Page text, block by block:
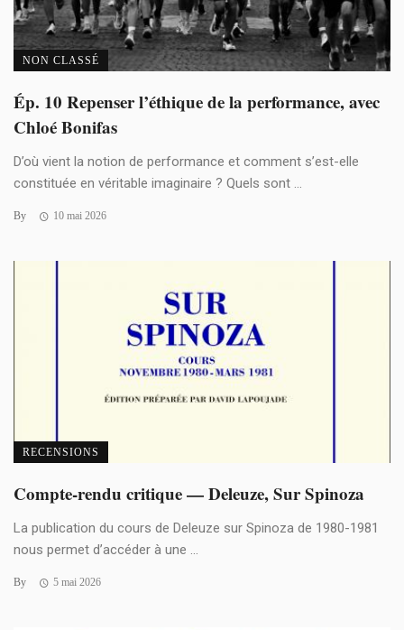
NON CLASSÉ
Ép. 10 Repenser l’éthique de la performance, avec
Chloé Bonifas
D’où vient la notion de performance et comment s’est-elle
constituée en véritable imaginaire ? Quels sont ...
By 10 mai 2026
RECENSIONS
Compte-rendu critique — Deleuze, Sur Spinoza
La publication du cours de Deleuze sur Spinoza de 1980-1981
nous permet d’accéder à une ...
By 5 mai 2026